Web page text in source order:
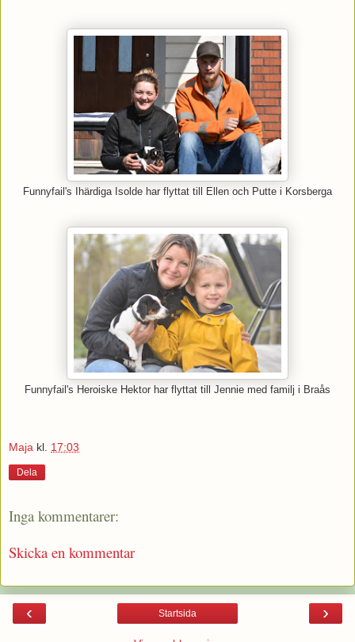
Funnyfail's Ihärdiga Isolde har flyttat till Ellen och Putte i Korsberga
Funnyfail's Heroiske Hektor har flyttat till Jennie med familj i Braås
Maja kl. 17:03
Dela
Inga kommentarer:
Skicka en kommentar
‹ ›
Startsida